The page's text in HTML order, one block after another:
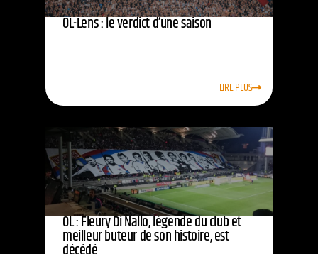
OL-Lens : le verdict d’une saison
LIRE PLUS
OL : Fleury Di Nallo, légende du club et
meilleur buteur de son histoire, est